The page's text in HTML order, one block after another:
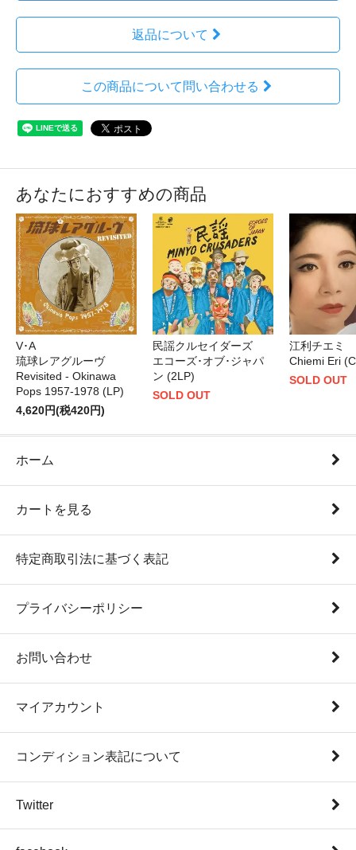
返品について
この商品について問い合わせる
あなたにおすすめの商品
V･A
琉球レアグルーヴ
Revisited - Okinawa
Pops 1957-1978 (LP)
4,620円(税420円)
民謡クルセイダーズ
エコーズ･オブ･ジャパ
ン (2LP)
SOLD OUT
江利チエミ
Chiemi Eri
SOLD OUT
ホーム
カートを見る
特定商取引法に基づく表記
プライバシーポリシー
お問い合わせ
マイアカウント
コンディション表記について
Twitter